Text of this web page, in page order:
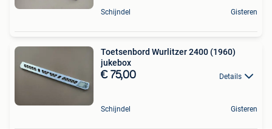
Schijndel Gisteren
Toetsenbord Wurlitzer 2400 (1960)
jukebox
€ 75,00 Details
Schijndel Gisteren